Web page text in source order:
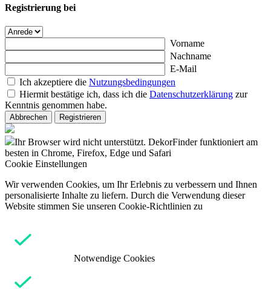
Registrierung bei
Vorname
Nachname
E-Mail
Ich akzeptiere die Nutzungsbedingungen
Hiermit bestätige ich, dass ich die Datenschutzerklärung zur
Kenntnis genommen habe.
Abbrechen Registrieren
Ihr Browser wird nicht unterstützt. DekorFinder funktioniert am
besten in Chrome, Firefox, Edge und Safari
Cookie Einstellungen
Wir verwenden Cookies, um Ihr Erlebnis zu verbessern und Ihnen
personalisierte Inhalte zu liefern. Durch die Verwendung dieser
Website stimmen Sie unseren Cookie-Richtlinien zu
Notwendige Cookies